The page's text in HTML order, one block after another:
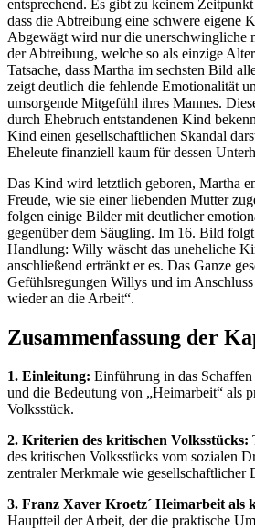
entsprechend. Es gibt zu keinem
dass die Abtreibung eine schwere eigene
Abgewägt wird nur die unerschwingliche
der Abtreibung, welche so als einzige
Tatsache, dass Martha im sechsten Bild
zeigt deutlich die fehlende Emotionalität
umsorgende Mitgefühl ihres Mannes.
durch Ehebruch entstandenen Kind
Kind einen gesellschaftlichen Skandal
Eheleute finanziell kaum für dessen
Das Kind wird letztlich geboren, Martha
Freude, wie sie einer liebenden Mutter
folgen einige Bilder mit deutlicher
gegenüber dem Säugling. Im 16. Bild
Handlung: Willy wäscht das uneheliche
anschließend ertränkt er es. Das Ganze
Gefühlsregungen Willys und im
wieder an die Arbeit“.
Zusammenfassung der
1. Einleitung: Einführung in das
und die Bedeutung von „Heimarbeit“ als
Volksstück.
2. Kriterien des kritischen Volksstücks:
des kritischen Volksstücks vom sozialen
zentraler Merkmale wie gesellschaftlicher
3. Franz Xaver Kroetz´ Heimarbeit als
Hauptteil der Arbeit, der die praktische